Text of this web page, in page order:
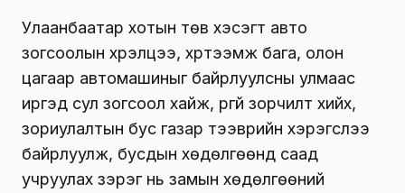
Улаанбаатар хотын төв хэсэгт авто
зогсоолын хүрэлцээ, хүртээмж бага, олон
цагаар автомашиныг байрлуулсны улмаас
иргэд сул зогсоол хайж, үргүй зорчилт хийх,
зориулалтын бус газар тээврийн хэрэгслээ
байрлуулж, бусдын хөдөлгөөнд саад
учруулах зэрэг нь замын хөдөлгөөний